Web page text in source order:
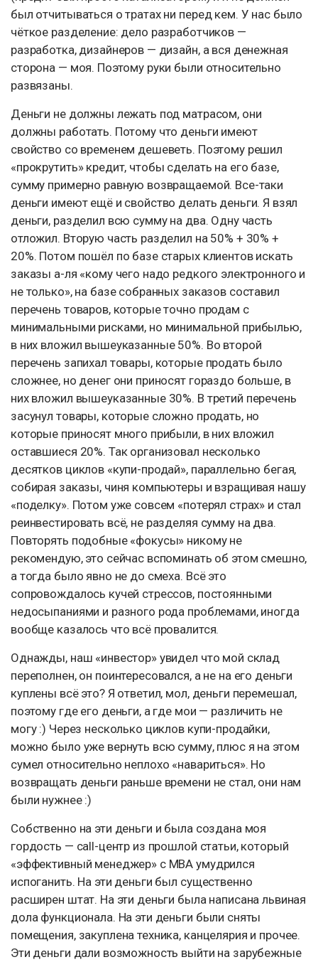
был отчитываться о тратах ни перед кем. У нас было
чёткое разделение: дело разработчиков —
разработка, дизайнеров — дизайн, а вся денежная
сторона — моя. Поэтому руки были относительно
развязаны.
Деньги не должны лежать под матрасом, они
должны работать. Потому что деньги имеют
свойство со временем дешеветь. Поэтому решил
«прокрутить» кредит, чтобы сделать на его базе,
сумму примерно равную возвращаемой. Все-таки
деньги имеют ещё и свойство делать деньги. Я взял
деньги, разделил всю сумму на два. Одну часть
отложил. Вторую часть разделил на 50% + 30% +
20%. Потом пошёл по базе старых клиентов искать
заказы а-ля «кому чего надо редкого электронного и
не только», на базе собранных заказов составил
перечень товаров, которые точно продам с
минимальными рисками, но минимальной прибылью,
в них вложил вышеуказанные 50%. Во второй
перечень запихал товары, которые продать было
сложнее, но денег они приносят гораздо больше, в
них вложил вышеуказанные 30%. В третий перечень
засунул товары, которые сложно продать, но
которые приносят много прибыли, в них вложил
оставшиеся 20%. Так организовал несколько
десятков циклов «купи-продай», параллельно бегая,
собирая заказы, чиня компьютеры и взращивая нашу
«поделку». Потом уже совсем «потерял страх» и стал
реинвестировать всё, не разделяя сумму на два.
Повторять подобные «фокусы» никому не
рекомендую, это сейчас вспоминать об этом смешно,
а тогда было явно не до смеха. Всё это
сопровождалось кучей стрессов, постоянными
недосыпаниями и разного рода проблемами, иногда
вообще казалось что всё провалится.
Однажды, наш «инвестор» увидел что мой склад
переполнен, он поинтересовался, а не на его деньги
куплены всё это? Я ответил, мол, деньги перемешал,
поэтому где его деньги, а где мои — различить не
могу :) Через несколько циклов купи-продайки,
можно было уже вернуть всю сумму, плюс я на этом
сумел относительно неплохо «навариться». Но
возвращать деньги раньше времени не стал, они нам
были нужнее :)
Собственно на эти деньги и была создана моя
гордость — call-центр из прошлой статьи, который
«эффективный менеджер» с MBA умудрился
испоганить. На эти деньги был существенно
расширен штат. На эти деньги была написана львиная
дола функционала. На эти деньги были сняты
помещения, закуплена техника, канцелярия и прочее.
Эти деньги дали возможность выйти на зарубежные